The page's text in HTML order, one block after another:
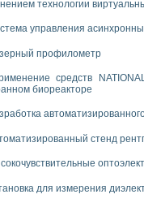
технологии
управления
профилометр
средств
биореакторе
стенд
для измерения